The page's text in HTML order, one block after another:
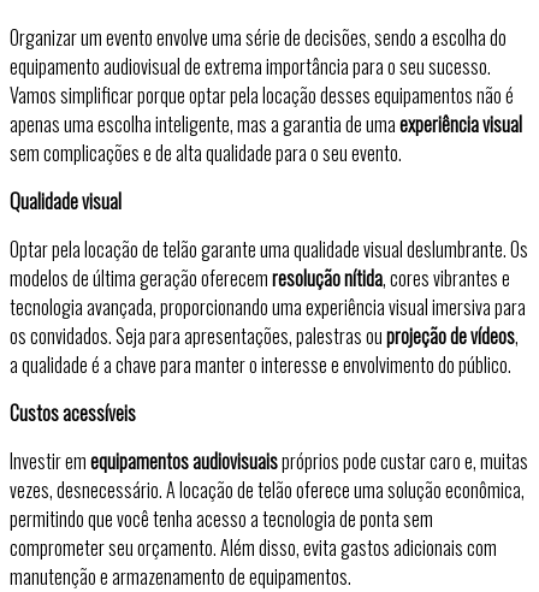
Organizar um evento envolve uma série de decisões, sendo a escolha do
equipamento audiovisual de extrema importância para o seu sucesso.
Vamos simplificar porque optar pela locação desses equipamentos não é
apenas uma escolha inteligente, mas a garantia de umaexperiência visual
sem complicações e de alta qualidade para o seu evento.
Qualidade visual
Optar pela locação de telão garante uma qualidade visual deslumbrante. Os
modelos de última geração oferecemresolução nítida, cores vibrantes e
tecnologia avançada, proporcionando uma experiência visual imersiva para
os convidados. Seja para apresentações, palestras ouprojeção de vídeos,
a qualidade é a chave para manter o interesse e envolvimento do público.
Custos acessíveis
Investir emequipamentos audiovisuaispróprios pode custar caro e, muitas
vezes, desnecessário. A locação de telão oferece uma solução econômica,
permitindo que você tenha acesso a tecnologia de ponta sem
comprometer seu orçamento. Além disso, evita gastos adicionais com
manutenção e armazenamento de equipamentos.